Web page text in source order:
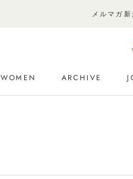
メルマガ
WOMEN
ARCHIVE